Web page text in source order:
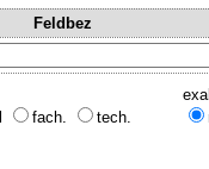
Feldbez
fach. tech.